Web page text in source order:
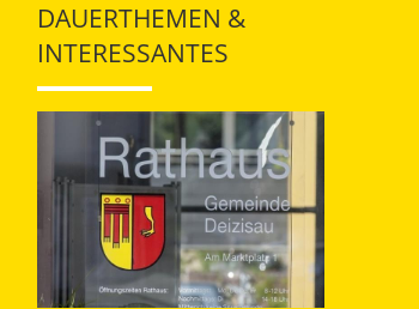
DAUERTHEMEN &
INTERESSANTES